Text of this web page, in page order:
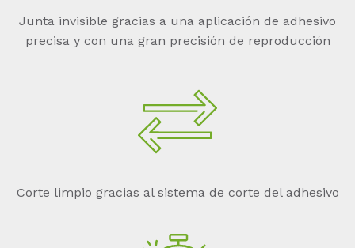
Junta invisible gracias a una aplicación de adhesivo
precisa y con una gran precisión de reproducción
Corte limpio gracias al sistema de corte del adhesivo